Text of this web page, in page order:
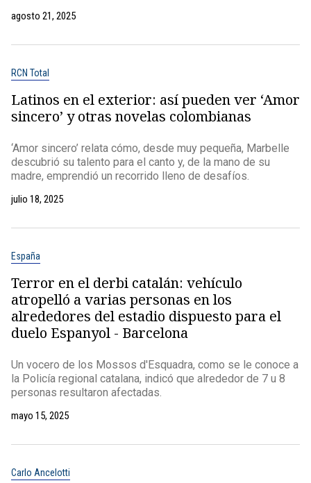
agosto 21, 2025
RCN Total
Latinos en el exterior: así pueden ver ‘Amor
sincero’ y otras novelas colombianas
‘Amor sincero’ relata cómo, desde muy pequeña, Marbelle
descubrió su talento para el canto y, de la mano de su
madre, emprendió un recorrido lleno de desafíos.
julio 18, 2025
España
Terror en el derbi catalán: vehículo
atropelló a varias personas en los
alrededores del estadio dispuesto para el
duelo Espanyol - Barcelona
Un vocero de los Mossos d'Esquadra, como se le conoce a
la Policía regional catalana, indicó que alrededor de 7 u 8
personas resultaron afectadas.
mayo 15, 2025
Carlo Ancelotti